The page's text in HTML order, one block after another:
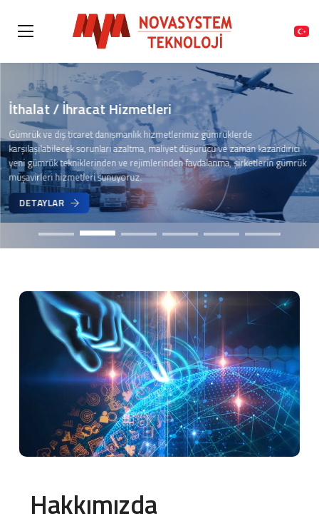
İthalat / İhracat Hizmetleri
Gümrük ve dış ticaret danışmanlık hizmetlerimiz gümrüklerde
karşılaşılabilecek sorunları azaltma, maliyet düşürücü ve zaman kazandırıcı
yeni gümrük tekniklerinden ve rejimlerinden faydalanma, şirketlerin gümrük
müşavirleri hizmetleri sunuyoruz.
DETAYLAR
Hakkımızda